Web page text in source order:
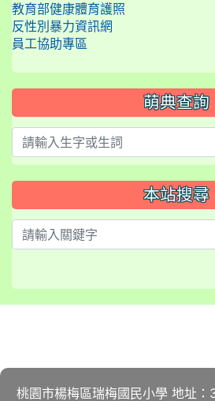
教育部健康體育護照
反性別暴力資訊網
員工協助專區
萌典查詢
本站搜尋
桃園市楊梅區瑞梅國民小學 地址